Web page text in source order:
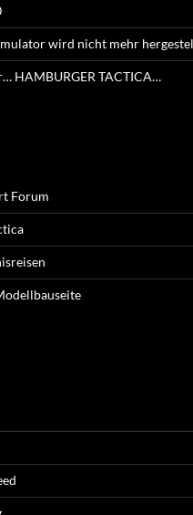
wird nicht mehr
HAMBURGER TACTICA…
Forum